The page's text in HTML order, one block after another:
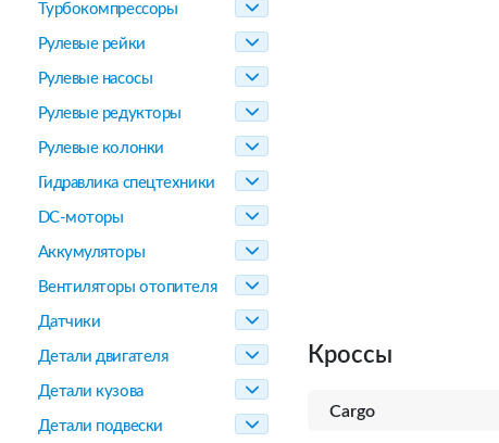
Турбокомпрессоры
Рулевые рейки
Рулевые насосы
Рулевые редукторы
Рулевые колонки
Гидравлика спецтехники
DC-моторы
Аккумуляторы
Вентиляторы отопителя
Датчики
Детали двигателя
Детали кузова
Детали подвески
Кроссы
Cargo